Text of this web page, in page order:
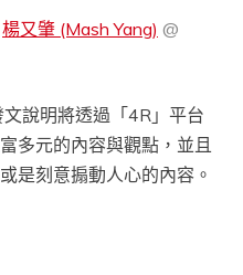
楊又肇 (Mash Yang) @
說明將透過「4R」平台
多元的內容與觀點，並且
是刻意搧動人心的內容。